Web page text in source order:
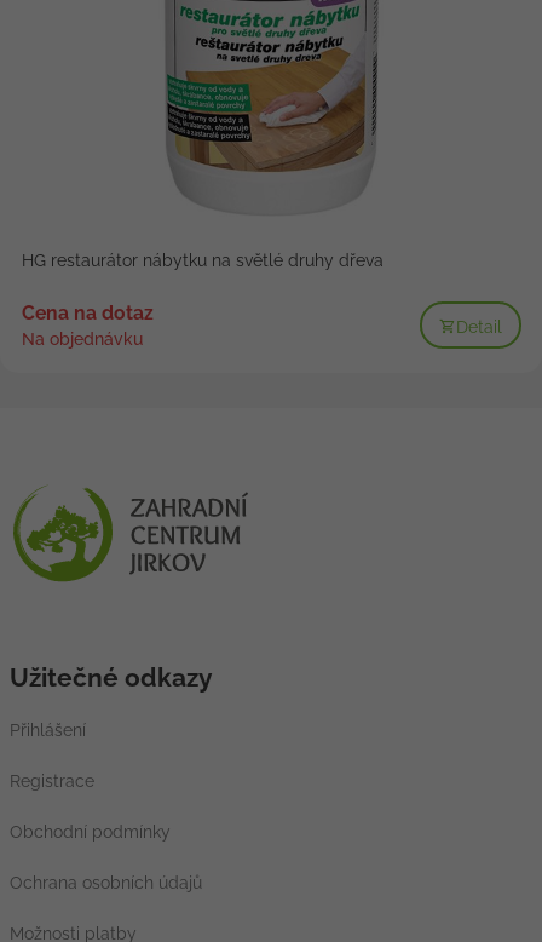
HG restaurátor nábytku na světlé druhy dřeva
Cena na dotaz
Na objednávku
Detail
Užitečné odkazy
Přihlášení
Registrace
Obchodní podmínky
Ochrana osobních údajů
Možnosti platby